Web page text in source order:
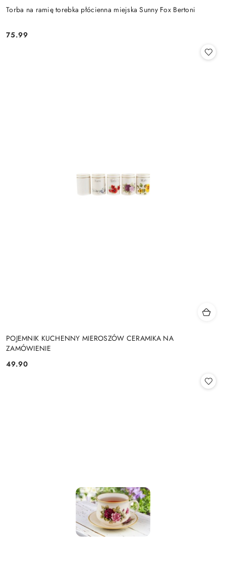
Torba na ramię torebka płócienna miejska Sunny Fox Bertoni
Cena:
75.99
POJEMNIK KUCHENNY MIEROSZÓW CERAMIKA NA
ZAMÓWIENIE
Cena:
49.90